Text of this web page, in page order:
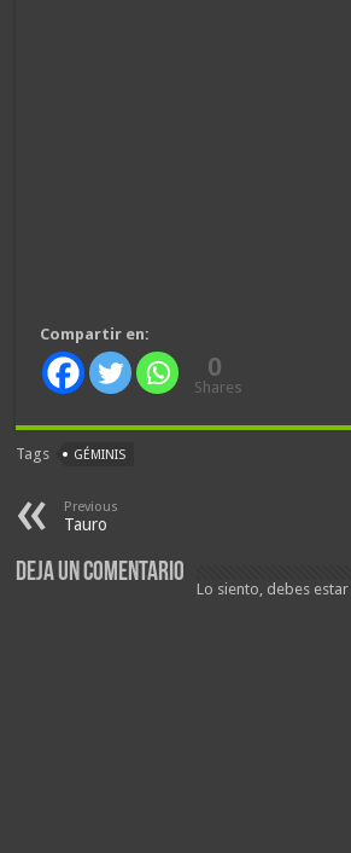
Compartir en:
0
Shares
Tags GÉMINIS
Previous
Tauro
Deja un comentario
Lo siento, debes estar